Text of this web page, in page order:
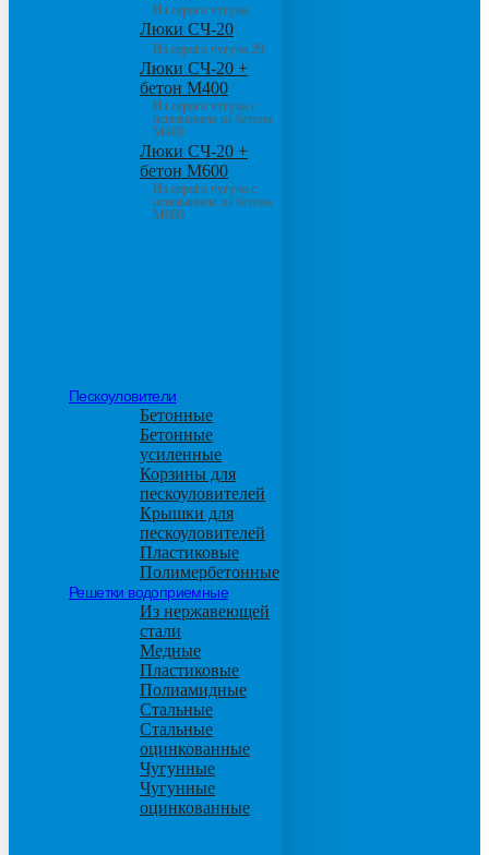
Из серого чугуна
Люки СЧ-20
Из серого чугуна 20
Люки СЧ-20 +
бетон М400
Из серого чугуна с
основанием из бетона
М400
Люки СЧ-20 +
бетон М600
Из серого чугуна с
основанием из бетона
М600
Пескоуловители
Бетонные
Бетонные
усиленные
Корзины для
пескоуловителей
Крышки для
пескоуловителей
Пластиковые
Полимербетонные
Решетки водоприемные
Из нержавеющей
стали
Медные
Пластиковые
Полиамидные
Стальные
Стальные
оцинкованные
Чугунные
Чугунные
оцинкованные